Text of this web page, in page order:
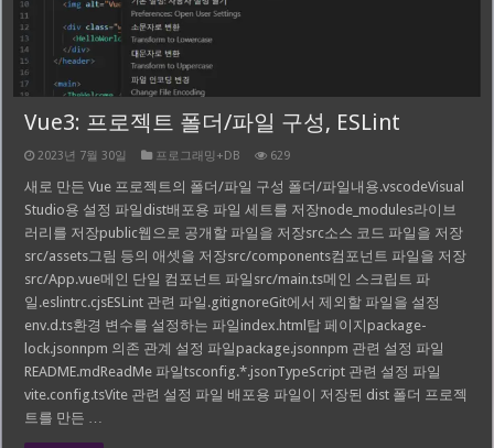
Vue3: 프로젝트 폴더/파일 구성, ESLint
2023년 7월 30일 프로그래밍+DB 629
새로 만든 Vue 프로젝트의 폴더/파일 구성 폴더/파일내용.vscodeVisual
Studio용 설정 파일dist배포용 파일 세트를 저장node_modules라이브
러리를 저장public웹으로 공개할 파일을 저장src소스 코드 파일을 저장
src/assets그림 등의 애셋을 저장src/components컴포넌트 파일을 저장
src/App.vue메인 단일 컴포넌트 파일src/main.ts메인 스크립트 파
일.eslintrc.cjsESLint 관련 파일.gitignoreGit에서 제외할 파일을 설정
env.d.ts환경 변수를 설정하는 파일index.html탑 페이지package-
lock.jsonnpm 의존 관계 설정 파일package.jsonnpm 관련 설정 파일
README.mdReadMe 파일tsconfig.*.jsonTypeScript 관련 설정 파일
vite.config.tsVite 관련 설정 파일 배포용 파일이 저장된 dist 폴더 프로젝
트를 만든 …